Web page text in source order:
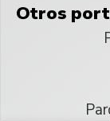
Otros